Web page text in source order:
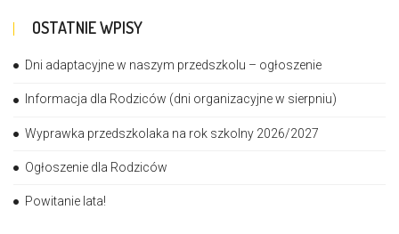
OSTATNIE WPISY
Dni adaptacyjne w naszym przedszkolu – ogłoszenie
Informacja dla Rodziców (dni organizacyjne w sierpniu)
Wyprawka przedszkolaka na rok szkolny 2026/2027
Ogłoszenie dla Rodziców
Powitanie lata!